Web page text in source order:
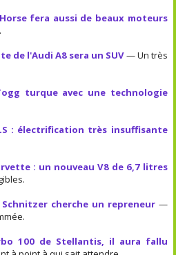
fera aussi de beaux moteurs
de l'Audi A8 sera un SUV— Un très
turque avec une technologie
: électrification très insuffisante
: un nouveau V8 de 6,7 litres
cherche un repreneur—
100 de Stellantis, il aura fallu